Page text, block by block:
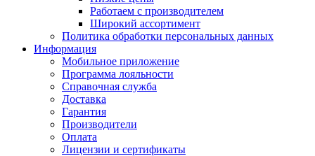
Работаем с производителем
Широкий ассортимент
Политика обработки персональных данных
Информация
Мобильное приложение
Программа лояльности
Справочная служба
Доставка
Гарантия
Производители
Оплата
Лицензии и сертификаты